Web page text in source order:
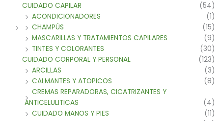
CUIDADO CAPILAR
(54)
ACONDICIONADORES
(1)
CHAMPÚS
(15)
MASCARILLAS Y TRATAMIENTOS CAPILARES
(9)
TINTES Y COLORANTES
(30)
CUIDADO CORPORAL Y PERSONAL
(123)
ARCILLAS
(3)
CALMANTES Y ATOPICOS
(8)
CREMAS REPARADORAS, CICATRIZANTES Y
ANTICELULITICAS
(4)
CUIDADO MANOS Y PIES
(11)